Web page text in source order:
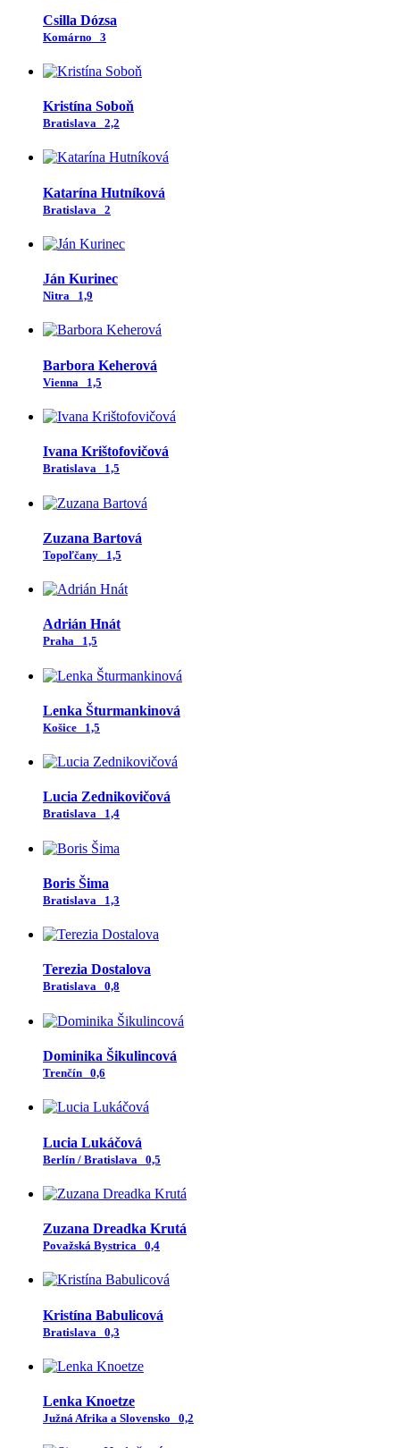
Csilla Dózsa
Komárno 3
Kristína Soboň
Bratislava 2,2
Katarína Hutníková
Bratislava 2
Ján Kurinec
Nitra 1,9
Barbora Keherová
Vienna 1,5
Ivana Krištofovičová
Bratislava 1,5
Zuzana Bartová
Topoľčany 1,5
Adrián Hnát
Praha 1,5
Lenka Šturmankinová
Košice 1,5
Lucia Zednikovičová
Bratislava 1,4
Boris Šima
Bratislava 1,3
Terezia Dostalova
Bratislava 0,8
Dominika Šikulincová
Trenčín 0,6
Lucia Lukáčová
Berlín / Bratislava 0,5
Zuzana Dreadka Krutá
Považská Bystrica 0,4
Kristína Babulicová
Bratislava 0,3
Lenka Knoetze
Južná Afrika a Slovensko 0,2